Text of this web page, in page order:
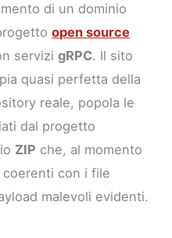
di un dominio
open source
servizigRPC. Il sito
quasi perfetta della
reale, popola le
dal progetto
ZIP che, al momento
coerenti con i file
malevoli evidenti.